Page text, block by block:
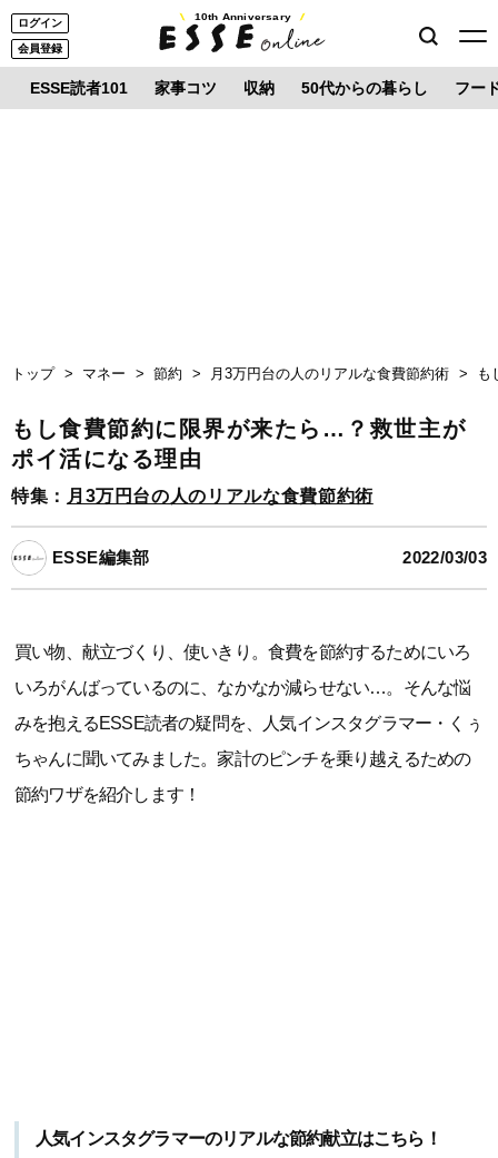
ログイン
会員登録
10th Anniversary
ESSE読者101 家事コツ 収納 50代からの暮らし フー
トップ マネー 節約 月3万円台の人のリアルな食費節約術 も
もし食費節約に限界が来たら…？救世主が
ポイ活になる理由
特集： 月3万円台の人のリアルな食費節約術
ESSE編集部 2022/03/03
買い物、献立づくり、使いきり。食費を節約するためにいろ
いろがんばっているのに、なかなか減らせない…。そんな悩
みを抱えるESSE読者の疑問を、人気インスタグラマー・くぅ
ちゃんに聞いてみました。家計のピンチを乗り越えるための
節約ワザを紹介します！
人気インスタグラマーのリアルな節約献立はこちら！